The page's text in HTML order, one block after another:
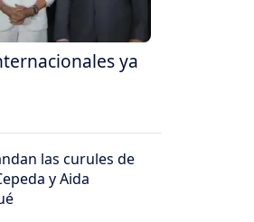
ya
las curules de
y Aida